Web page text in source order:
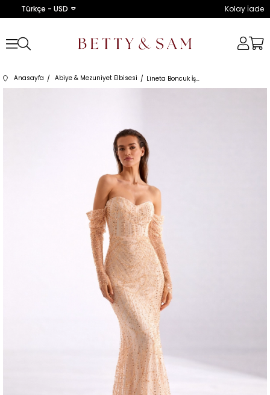
Türkçe - USD Kolay İade
Anasayfa Abiye & Mezuniyet Elbisesi Lineta Boncuk İşlemeli Straplez Balık Dore Gece Elbisesi